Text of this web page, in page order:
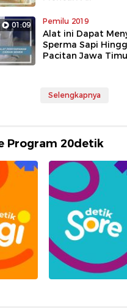
01:09 Pemilu 2019
Alat ini Dapat
Sperma Sapi
Pacitan Jawa
Selengkapnya
Program 20detik